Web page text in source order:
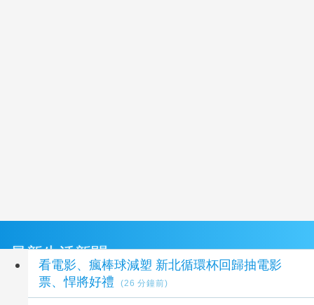
最新生活新聞
看電影、瘋棒球減塑 新北循環杯回歸抽電影
票、悍將好禮
(26 分鐘前)